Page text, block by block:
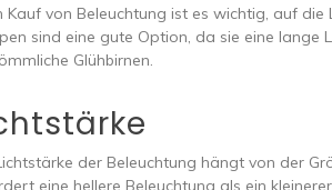
Kauf von Beleuchtung ist es wichtig, auf
sind eine gute Option, da sie eine lange
Glühbirnen.
der Beleuchtung hängt von der
eine hellere Beleuchtung als ein